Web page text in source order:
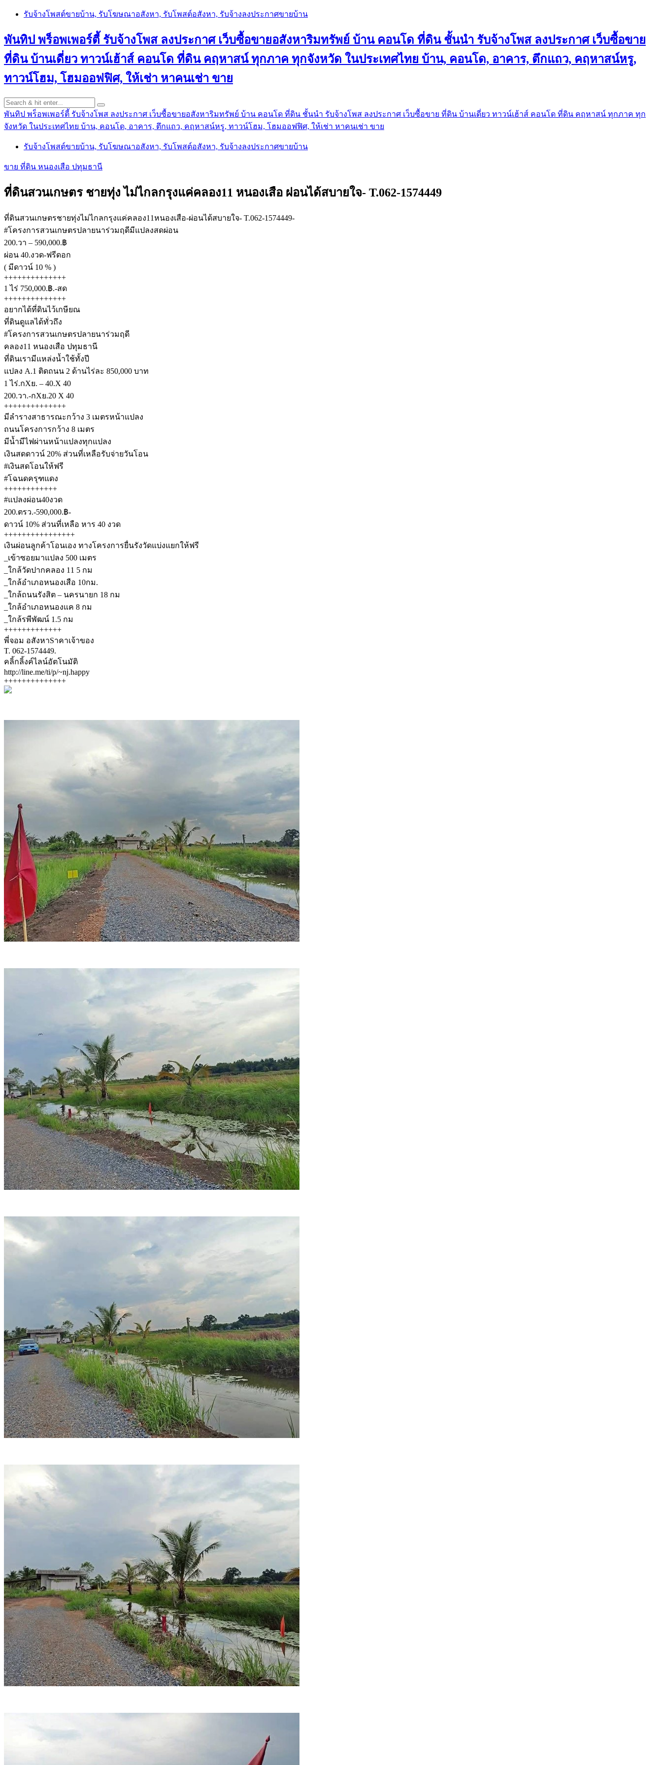
Skip
รับจ้างโพสต์ขายบ้าน, รับโฆษณาอสังหา, รับโพสต์อสังหา, รับจ้างลงประกาศขายบ้าน
พันทิป พร็อพเพอร์ตี้ รับจ้างโพส ลงประกาศ เว็บซื้อขายอสังหาริมทรัพย์ บ้าน คอนโด ที่ดิน ชั้นนำ รับจ้างโพส ลงประกาศ เว็บซื้อขาย
ที่ดิน บ้านเดี่ยว ทาวน์เฮ้าส์ คอนโด ที่ดิน คฤหาสน์ ทุกภาค ทุกจังหวัด ในประเทศไทย บ้าน, คอนโด, อาคาร, ตึกแถว, คฤหาสน์หรู,
ทาวน์โฮม, โฮมออฟฟิศ, ให้เช่า หาคนเช่า ขาย
พันทิป พร็อพเพอร์ตี้ รับจ้างโพส ลงประกาศ เว็บซื้อขายอสังหาริมทรัพย์ บ้าน คอนโด ที่ดิน ชั้นนำ รับจ้างโพส ลงประกาศ เว็บซื้อขาย ที่ดิน บ้านเดี่ยว ทาวน์เฮ้าส์ คอนโด ที่ดิน คฤหาสน์ ทุกภาค ทุก
จังหวัด ในประเทศไทย บ้าน, คอนโด, อาคาร, ตึกแถว, คฤหาสน์หรู, ทาวน์โฮม, โฮมออฟฟิศ, ให้เช่า หาคนเช่า ขาย
รับจ้างโพสต์ขายบ้าน, รับโฆษณาอสังหา, รับโพสต์อสังหา, รับจ้างลงประกาศขายบ้าน
ขาย ที่ดิน หนองเสือ ปทุมธานี
ที่ดินสวนเกษตร ชายทุ่ง ไม่ไกลกรุงแค่คลอง11 หนองเสือ ผ่อนได้สบายใจ- T.062-1574449
ที่ดินสวนเกษตรชายทุ่งไม่ไกลกรุงแค่คลอง11หนองเสือ-ผ่อนได้สบายใจ- T.062-1574449-
#โครงการสวนเกษตรปลายนาร่วมฤดีมีแปลงสดผ่อน
200.วา – 590,000.฿
ผ่อน 40.งวด-ฟรีดอก
( มีดาวน์ 10 % )
++++++++++++++
1 ไร่ 750,000.฿.-สด
++++++++++++++
อยากได้ที่ดินไว้เกษียณ
ที่ดินดูแลได้ทั่วถึง
#โครงการสวนเกษตรปลายนาร่วมฤดี
คลอง11 หนองเสือ ปทุมธานี
ที่ดินเรามีแหล่งน้ำใช้ทั้งปี
แปลง A.1 ติดถนน 2 ด้านไร่ละ 850,000 บาท
1 ไร่.กXย. – 40.X 40
200.วา.-กXย.20 X 40
++++++++++++++
มีลำรางสาธารณะกว้าง 3 เมตรหน้าแปลง
ถนนโครงการกว้าง 8 เมตร
มีน้ำมีไฟผ่านหน้าแปลงทุกแปลง
เงินสดดาวน์ 20% ส่วนที่เหลือรับจ่ายวันโอน
#เงินสดโอนให้ฟรี
#โฉนดครุฑแดง
++++++++++++
#แปลงผ่อน40งวด
200.ตรว.-590,000.฿-
ดาวน์ 10% ส่วนที่เหลือ หาร 40 งวด
++++++++++++++++
เงินผ่อนลูกค้าโอนเอง ทางโครงการยื่นรังวัดแบ่งแยกให้ฟรี
_เข้าซอยมาแปลง 500 เมตร
_ใกล้วัดปากคลอง 11 5 กม
_ใกล้อำเภอหนองเสือ 10กม.
_ใกล้ถนนรังสิต – นครนายก 18 กม
_ใกล้อำเภอหนองแค 8 กม
_ใกล้รพีพัฒน์ 1.5 กม
+++++++++++++
พี่จอม อสังหาSาคาเจ้าของ
T. 062-1574449.
คลิ้กลิ้งค์ไลน์อัตโนมัติ
http://line.me/ti/p/~nj.happy
++++++++++++++